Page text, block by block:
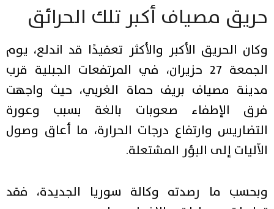
حريق مصياف أكبر تلك الحرائق
وكان الحريق الأكبر والأكثر تعقيدًا قد اندلع، يوم
الجمعة 27 حزيران، في المرتفعات الجبلية قرب
مدينة مصياف بريف حماة الغربي، حيث واجهت
فرق الإطفاء صعوبات بالغة بسبب وعورة
التضاريس وارتفاع درجات الحرارة، ما أعاق وصول
الآليات إلى البؤر المشتعلة.
وبحسب ما رصدته وكالة سوريا الجديدة، فقد